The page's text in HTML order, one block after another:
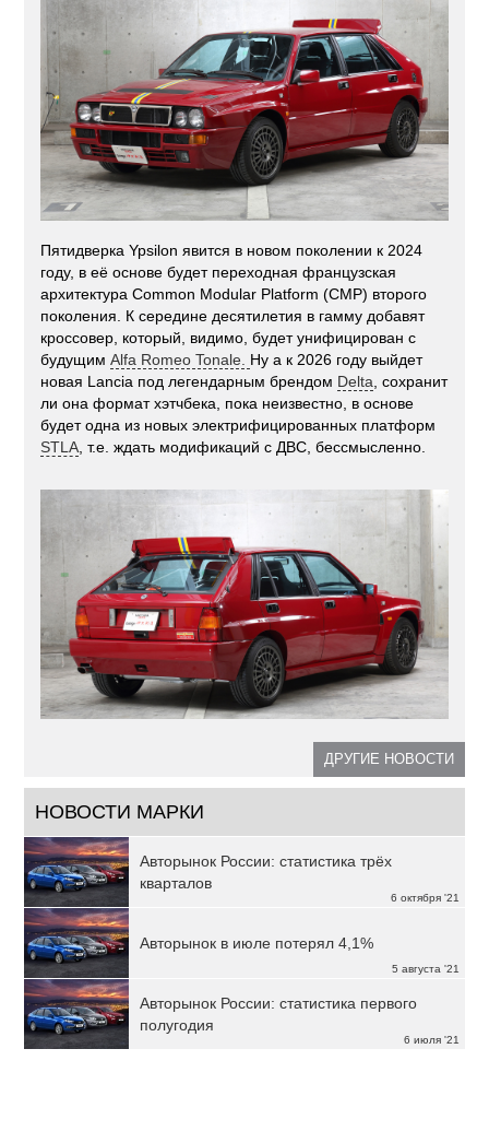
Пятидверка Ypsilon явится в новом поколении к 2024
году, в её основе будет переходная французская
архитектура Common Modular Platform (CMP) второго
поколения. К середине десятилетия в гамму добавят
кроссовер, который, видимо, будет унифицирован с
будущимAlfa Romeo Tonale. Ну а к 2026 году выйдет
новая Lancia под легендарным брендом Delta , сохранит
ли она формат хэтчбека, пока неизвестно, в основе
будет одна из новых электрифицированных платформ
STLA , т.е. ждать модификаций с ДВС, бессмысленно.
ДРУГИЕ НОВОСТИ
НОВОСТИ МАРКИ
6 октября '21
Авторынок России: статистика трёх
кварталов
5 августа '21
Авторынок в июле потерял 4,1%
6 июля '21
Авторынок России: статистика первого
полугодия